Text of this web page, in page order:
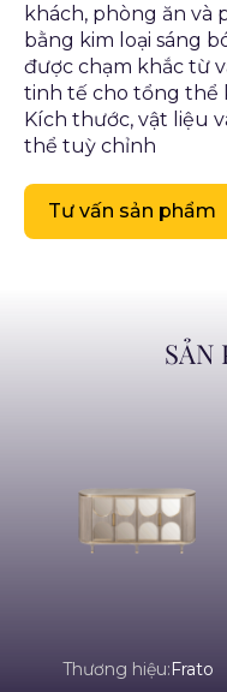
khách, phòng ăn và
bằng kim loại sáng
được chạm khắc từ
tinh tế cho tổng thể
Kích thước, vật liệu
thể tuỳ chỉnh
Tư vấn sản phẩm
SẢN
Thương hiệu:Frato